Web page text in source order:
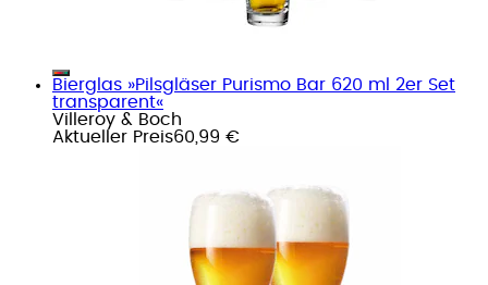
Bierglas »Pilsgläser Purismo Bar 620 ml 2er Set
transparent«
Villeroy & Boch
Aktueller Preis60,99 €